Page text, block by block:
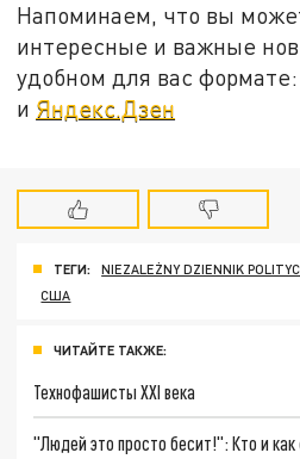
Напоминаем, что вы
интересные и важные
удобном для вас
и Яндекс.Дзен
ТЕГИ: NIEZALEŻNY DZIENNIK
США
ЧИТАЙТЕ ТАКЖЕ:
Технофашисты XXI века
"Людей это просто бесит!": Кто и